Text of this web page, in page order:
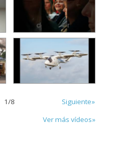
1/8
Siguiente»
Ver más vídeos»